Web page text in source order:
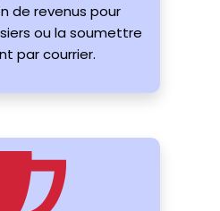
de revenus pour
ou la soumettre
par courrier.